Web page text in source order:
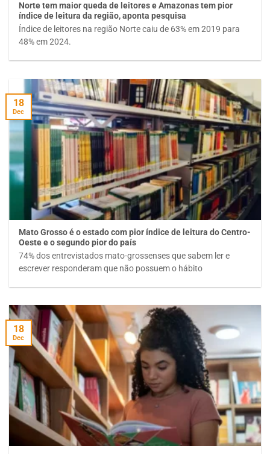
Norte tem maior queda de leitores e Amazonas tem pior
índice de leitura da região, aponta pesquisa
Índice de leitores na região Norte caiu de 63% em 2019 para
48% em 2024.
Mato Grosso é o estado com pior índice de leitura do Centro-
Oeste e o segundo pior do país
74% dos entrevistados mato-grossenses que sabem ler e
escrever responderam que não possuem o hábito
18
Dec
18
Dec